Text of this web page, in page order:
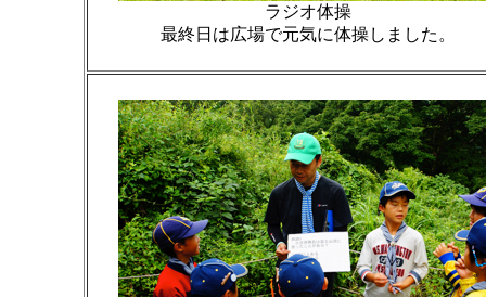
ラジオ体操
最終日は広場で元気に体操しました。